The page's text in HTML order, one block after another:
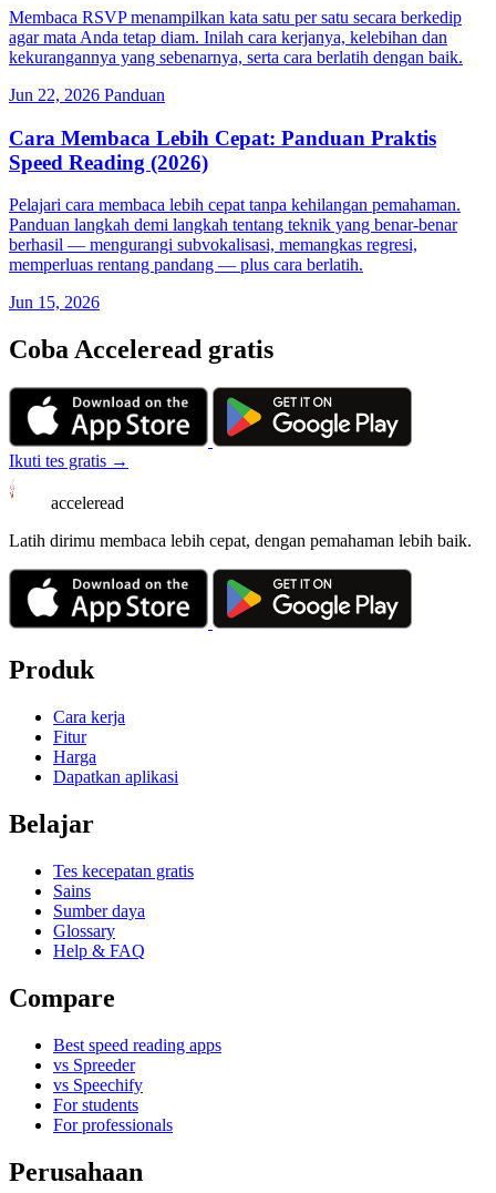
Membaca RSVP menampilkan kata satu per satu secara berkedip
agar mata Anda tetap diam. Inilah cara kerjanya, kelebihan dan
kekurangannya yang sebenarnya, serta cara berlatih dengan baik.
Jun 22, 2026 Panduan
Cara Membaca Lebih Cepat: Panduan Praktis
Speed Reading (2026)
Pelajari cara membaca lebih cepat tanpa kehilangan pemahaman.
Panduan langkah demi langkah tentang teknik yang benar-benar
berhasil — mengurangi subvokalisasi, memangkas regresi,
memperluas rentang pandang — plus cara berlatih.
Jun 15, 2026
Coba Acceleread gratis
Ikuti tes gratis →
acceleread
Latih dirimu membaca lebih cepat, dengan pemahaman lebih baik.
Produk
Cara kerja
Fitur
Harga
Dapatkan aplikasi
Belajar
Tes kecepatan gratis
Sains
Sumber daya
Glossary
Help & FAQ
Compare
Best speed reading apps
vs Spreeder
vs Speechify
For students
For professionals
Perusahaan